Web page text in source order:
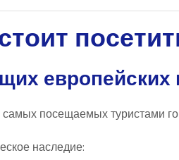
европейских
посещаемых туристами
наследие: